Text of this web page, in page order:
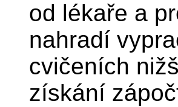
od lékaře a
nahradí
cvičeních
získání